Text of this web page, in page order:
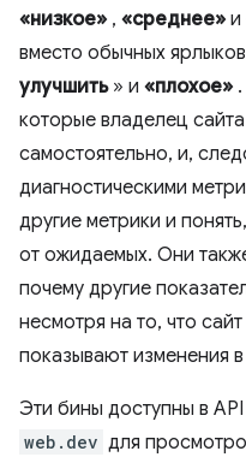
«низкое» , «среднее» и
вместо обычных ярлыков
улучшить» и «плохое»
которые владелец
самостоятельно, и,
диагностическими
другие метрики и
от ожидаемых. Они
почему другие
несмотря на то, что
показывают изменения
Эти бины доступны в
web.dev для